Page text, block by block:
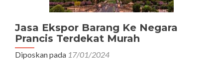
Jasa Ekspor Barang Ke Negara
Prancis Terdekat Murah
Diposkan pada 17/01/2024